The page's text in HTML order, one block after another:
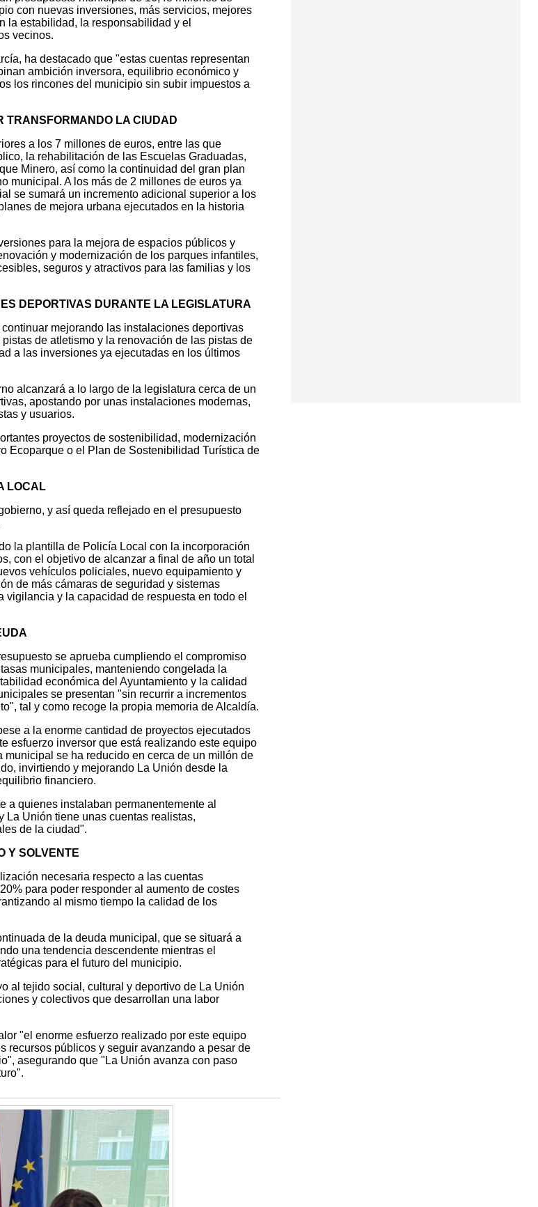
con nuevas inversiones, más servicios, mejores
la estabilidad, la responsabilidad y el
vecinos.
ha destacado que "estas cuentas representan
ambición inversora, equilibrio económico y
los rincones del municipio sin subir impuestos a
TRANSFORMANDO LA CIUDAD
a los 7 millones de euros, entre las que
la rehabilitación de las Escuelas Graduadas,
Minero, así como la continuidad del gran plan
municipal. A los más de 2 millones de euros ya
se sumará un incremento adicional superior a los
de mejora urbana ejecutados en la historia
para la mejora de espacios públicos y
y modernización de los parques infantiles,
seguros y atractivos para las familias y los
DEPORTIVAS DURANTE LA LEGISLATURA
mejorando las instalaciones deportivas
de atletismo y la renovación de las pistas de
a las inversiones ya ejecutadas en los últimos
alcanzará a lo largo de la legislatura cerca de un
apostando por unas instalaciones modernas,
y usuarios.
proyectos de sostenibilidad, modernización
Ecoparque o el Plan de Sostenibilidad Turística de
LOCAL
y así queda reflejado en el presupuesto
la plantilla de Policía Local con la incorporación
con el objetivo de alcanzar a final de año un total
vehículos policiales, nuevo equipamiento y
de más cámaras de seguridad y sistemas
y la capacidad de respuesta en todo el
se aprueba cumpliendo el compromiso
municipales, manteniendo congelada la
económica del Ayuntamiento y la calidad
se presentan "sin recurrir a incrementos
tal y como recoge la propia memoria de Alcaldía.
a la enorme cantidad de proyectos ejecutados
esfuerzo inversor que está realizando este equipo
se ha reducido en cerca de un millón de
invirtiendo y mejorando La Unión desde la
financiero.
a quienes instalaban permanentemente al
La Unión tiene unas cuentas realistas,
de la ciudad".
Y SOLVENTE
necesaria respecto a las cuentas
para poder responder al aumento de costes
al mismo tiempo la calidad de los
de la deuda municipal, que se situará a
una tendencia descendente mientras el
para el futuro del municipio.
al tejido social, cultural y deportivo de La Unión
y colectivos que desarrollan una labor
"el enorme esfuerzo realizado por este equipo
recursos públicos y seguir avanzando a pesar de
asegurando que "La Unión avanza con paso